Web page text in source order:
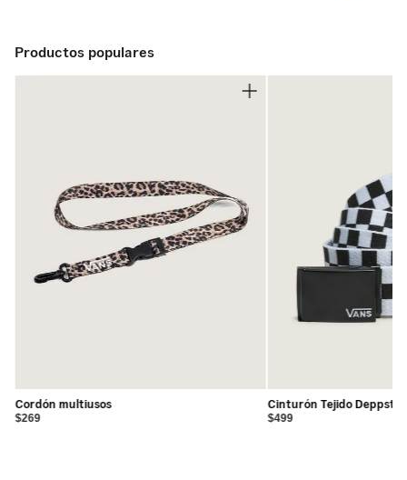
Productos populares
Cordón multiusos
$269
Cinturón Tejido Deppster
$499